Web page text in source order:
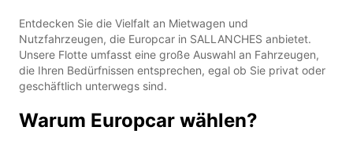
Entdecken Sie die Vielfalt an Mietwagen und
Nutzfahrzeugen, die Europcar in SALLANCHES anbietet.
Unsere Flotte umfasst eine große Auswahl an Fahrzeugen,
die Ihren Bedürfnissen entsprechen, egal ob Sie privat oder
geschäftlich unterwegs sind.
Warum Europcar wählen?